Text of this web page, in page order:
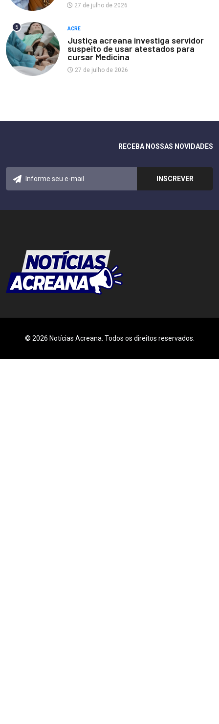
27 de julho de 2026
5 ACRE
Justiça acreana investiga servidor
suspeito de usar atestados para
cursar Medicina
27 de julho de 2026
RECEBA NOSSAS NOVIDADES
© 2026 Notícias Acreana. Todos os direitos reservados.